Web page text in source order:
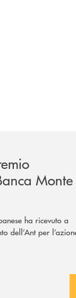
Monte
ha ricevuto a
dell’Ant per